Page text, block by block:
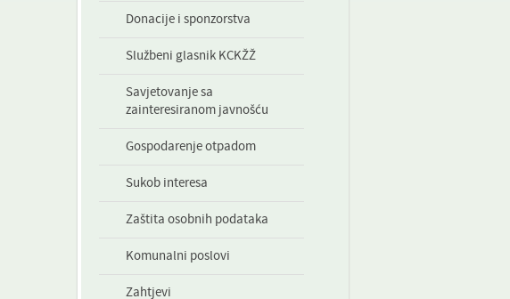
Donacije i sponzorstva
Službeni glasnik KCKŽŽ
Savjetovanje sa
zainteresiranom javnošću
Gospodarenje otpadom
Sukob interesa
Zaštita osobnih podataka
Komunalni poslovi
Zahtjevi